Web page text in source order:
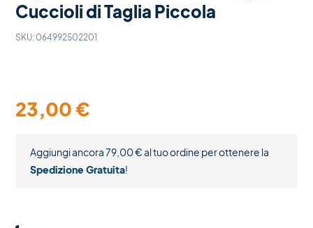
Cuccioli di Taglia Piccola
SKU: 064992502201
23,00€
Aggiungi ancora79,00€al tuo ordine per ottenere la
Spedizione Gratuita!